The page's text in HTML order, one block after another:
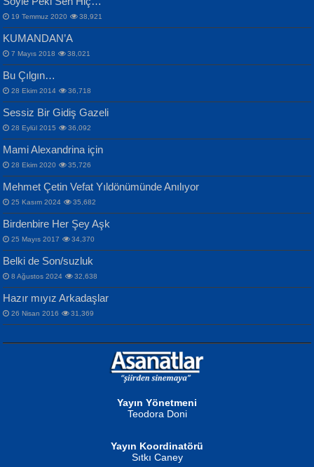
İPEK ACAR SERT
Gazze’nin Şecaati, Ümmetin İmtihanı...
MAHMUT GÜRBÜZ
İbrahim Olmak ve Bitirebilmek...
NURAN KÖSE BAYDAR
Selahattin Yıldız
İdrakimle Üşürken...
Songül Özel
Mahzen...
Ben Deniz Değilim ki...
ERDEM BAYAZIT
Sana, Bana, Vatanıma, Ülkemin
İnsanlarına Dair...
NAZIM HİKMET RAN
Bir Cezaevinde, Tecritteki Adamın
Mektupları...
19 Temmuz 2020 38,921
KUMANDAN’A
7 Mayıs 2018 38,021
Bu Çılgın…
28 Ekim 2014 36,718
Sessiz Bir Gidiş Gazeli
28 Eylül 2015 36,092
Mami Alexandrina için
28 Ekim 2020 35,726
Mehmet Çetin Vefat Yıldönümünde Anılıyor
25 Kasım 2024 35,682
Birdenbire Her Şey Aşk
25 Mayıs 2017 34,370
Belki de Son/suzluk
8 Ağustos 2024 32,638
Hazır mıyız Arkadaşlar
26 Nisan 2016 31,369
Yayın Yönetmeni
Teodora Doni
Yayın Koordinatörü
Sıtkı Caney